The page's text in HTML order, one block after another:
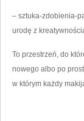
– sztuka-zdobienia-
urodę z
To przestrzeń, do
nowego albo po
w którym każdy